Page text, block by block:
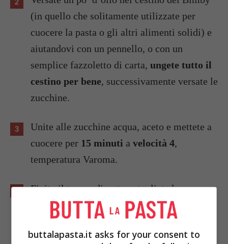
(in quello che solitamente utilizzate per
cuocere la pasta o gli altri alimenti solidi) e
aiutandovi con un pennello, o con un
semplice fazzoletto di carta, ungete tutto il
cestino per bene, successivamente versate le
zucchine.
Unite alle zucchine acqua, aceto e mettete a
cuocere per 15 minuti a velocità 4,
temperatura Varoma.
Finito il tempo di cottura togliete le
zucchine e mettetele ad asciugare su un
canovaccio o una tovaglia.
buttalapasta.it asks for your consent to